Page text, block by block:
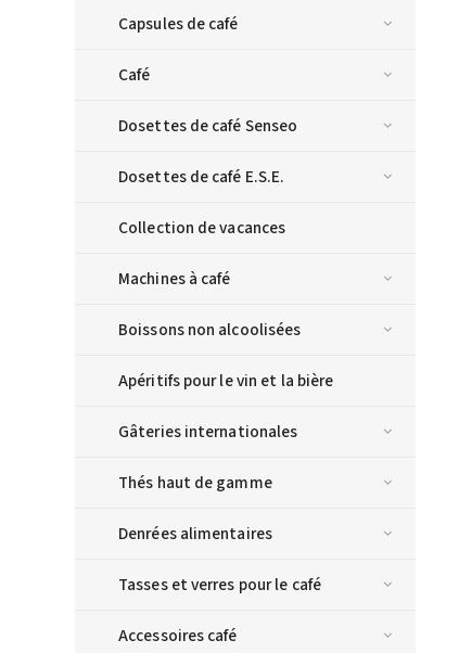
Capsules de café
Café
Dosettes de café Senseo
Dosettes de café E.S.E.
Collection de vacances
Machines à café
Boissons non alcoolisées
Apéritifs pour le vin et la bière
Gâteries internationales
Thés haut de gamme
Denrées alimentaires
Tasses et verres pour le café
Accessoires café